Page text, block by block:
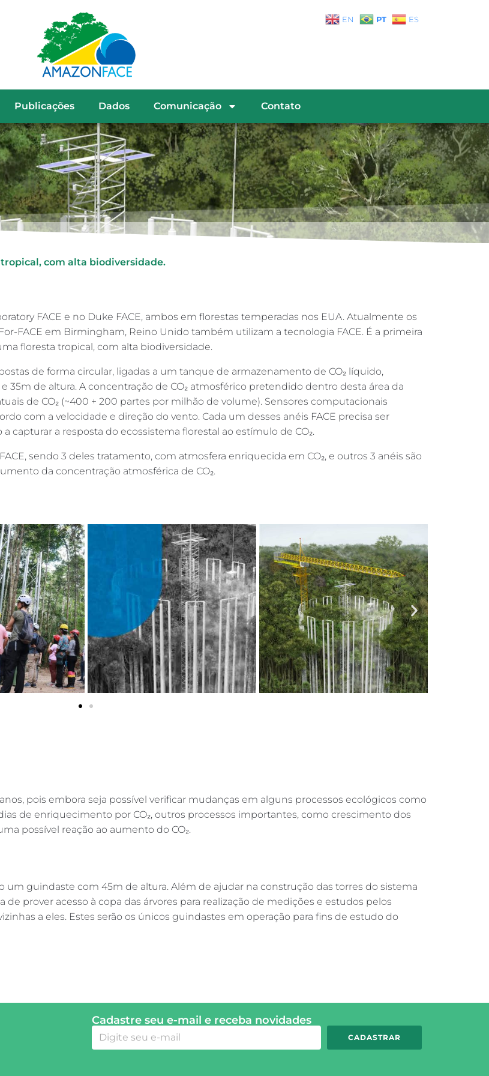
EN PT ES
Publicações Dados Comunicação Contato
com alta biodiversidade.
FACE e no Duke FACE, ambos em florestas temperadas nos EUA. Atualmente os
FACE em Birmingham, Reino Unido também utilizam a tecnologia FACE. É a primeira
floresta tropical, com alta biodiversidade.
de forma circular, ligadas a um tanque de armazenamento de CO₂ líquido,
de altura. A concentração de CO₂ atmosférico pretendido dentro desta área da
de CO₂ (~400 + 200 partes por milhão de volume). Sensores computacionais
com a velocidade e direção do vento. Cada um desses anéis FACE precisa ser
a resposta do ecossistema florestal ao estímulo de CO₂.
sendo 3 deles tratamento, com atmosfera enriquecida em CO₂, e outros 3 anéis são
da concentração atmosférica de CO₂.
pois embora seja possível verificar mudanças em alguns processos ecológicos como
de enriquecimento por CO₂, outros processos importantes, como crescimento dos
possível reação ao aumento do CO₂.
um guindaste com 45m de altura. Além de ajudar na construção das torres do sistema
prover acesso à copa das árvores para realização de medições e estudos pelos
a eles. Estes serão os únicos guindastes em operação para fins de estudo do
Cadastre seu e-mail e receba novidades
CADASTRAR